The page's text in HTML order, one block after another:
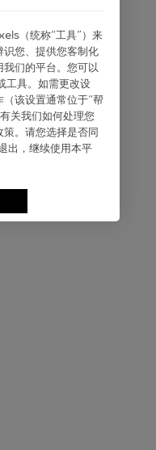
（统称“⼯具”）来
识您、提供您客制化
们的平台。您可以
⼯具。如需更改设
该设置通常位于“帮
关我们如何处理您
。请您选择是否同
出，继续使⽤本平